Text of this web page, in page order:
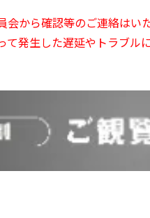
から確認等のご連絡はい
て発生した遅延やトラブル